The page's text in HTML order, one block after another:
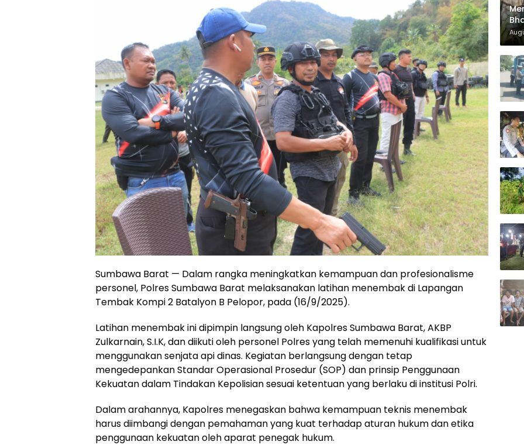
Sumbawa Barat — Dalam rangka meningkatkan kemampuan dan profesionalisme
personel, Polres Sumbawa Barat melaksanakan latihan menembak di Lapangan
Tembak Kompi 2 Batalyon B Pelopor, pada (16/9/2025).
Latihan menembak ini dipimpin langsung oleh Kapolres Sumbawa Barat, AKBP
Zulkarnain, S.I.K, dan diikuti oleh personel Polres yang telah memenuhi kualifikasi untuk
menggunakan senjata api dinas. Kegiatan berlangsung dengan tetap
mengedepankan Standar Operasional Prosedur (SOP) dan prinsip Penggunaan
Kekuatan dalam Tindakan Kepolisian sesuai ketentuan yang berlaku di institusi Polri.
Dalam arahannya, Kapolres menegaskan bahwa kemampuan teknis menembak
harus diimbangi dengan pemahaman yang kuat terhadap aturan hukum dan etika
penggunaan kekuatan oleh aparat penegak hukum.